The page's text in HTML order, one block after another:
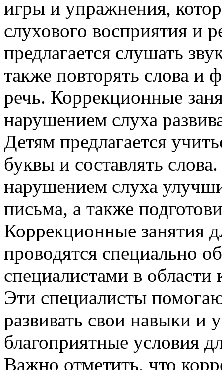
игры и упражнения,
слухового восприятия и
предлагается слушать
также повторять слова
речь. Коррекционные
нарушением слуха
Детям предлагается
буквы и составлять
нарушением слуха
письма, а также
Коррекционные занятия
проводятся специально
специалистами в
Эти специалисты
развивать свои навыки и
благоприятные условия
Важно отметить, что